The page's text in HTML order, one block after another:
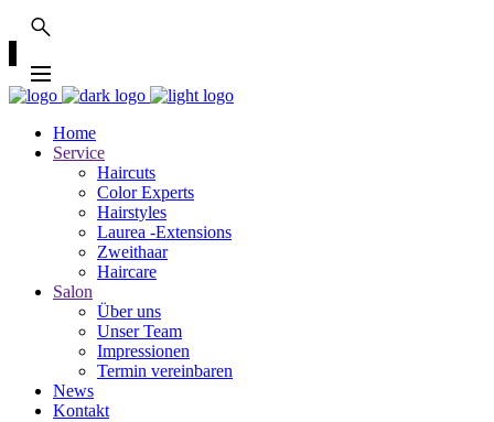
Home
Service
Haircuts
Color Experts
Hairstyles
Laurea -Extensions
Zweithaar
Haircare
Salon
Über uns
Unser Team
Impressionen
Termin vereinbaren
News
Kontakt